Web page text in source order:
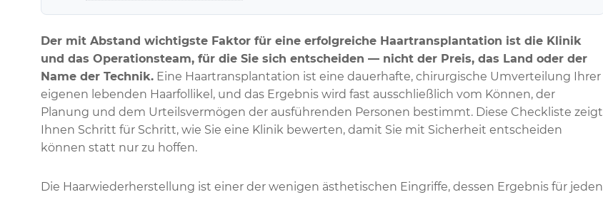
Der mit Abstand wichtigste Faktor für eine erfolgreiche Haartransplantation ist die Klinik
und das Operationsteam, für die Sie sich entscheiden — nicht der Preis, das Land oder der
Name der Technik. Eine Haartransplantation ist eine dauerhafte, chirurgische Umverteilung Ihrer
eigenen lebenden Haarfollikel, und das Ergebnis wird fast ausschließlich vom Können, der
Planung und dem Urteilsvermögen der ausführenden Personen bestimmt. Diese Checkliste zeigt
Ihnen Schritt für Schritt, wie Sie eine Klinik bewerten, damit Sie mit Sicherheit entscheiden
können statt nur zu hoffen.
Die Haarwiederherstellung ist einer der wenigen ästhetischen Eingriffe, dessen Ergebnis für jeden